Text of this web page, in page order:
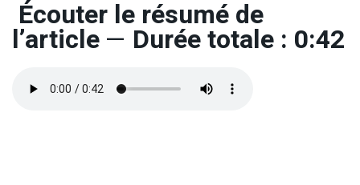
Écouter le résumé de
l’article— Durée totale : 0:42